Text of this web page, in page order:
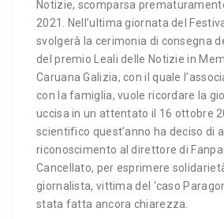
Notizie, scomparsa
2021. Nell’ultima giornata del
svolgerà la cerimonia di consegna
del premio Leali delle Notizie in
Caruana Galizia, con il quale
con la famiglia, vuole ricordare la
uccisa in un attentato il 16 ottobre
scientifico quest’anno ha deciso di
riconoscimento al direttore di
Cancellato, per esprimere
giornalista, vittima del ‘caso
stata fatta ancora chiarezza.